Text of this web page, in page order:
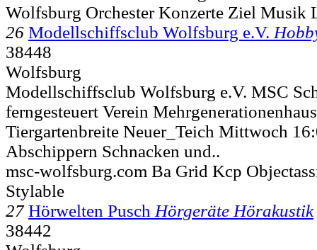
Wolfsburg Orchester Konzerte Ziel Musik
26 Modellschiffsclub Wolfsburg e.V.
38448
Wolfsburg
Modellschiffsclub Wolfsburg e.V. MSC
ferngesteuert Verein
Tiergartenbreite Neuer_Teich Mittwoch
Abschippern Schnacken und..
msc-wolfsburg.com Ba Grid Kcp
Stylable
27 Hörwelten Pusch Hörgeräte Hörakustik
38442